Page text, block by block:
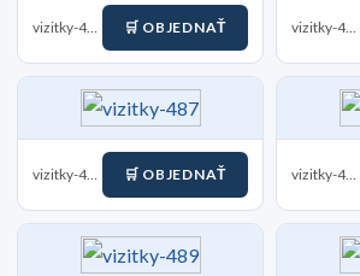
vizitky-485 🛒 OBJEDNAŤ vizitky-486
vizitky-487 🛒 OBJEDNAŤ vizitky-488